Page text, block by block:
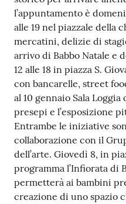
l’appuntamento è
alle 19 nel piazzale della
mercatini, delizie di
arrivo di Babbo Natale e
12 alle 18 in piazza S.
con bancarelle, street
al 10 gennaio Sala
presepi e l’esposizione
Entrambe le iniziative
collaborazione con il
dell’arte. Giovedì 8, in
programma l’Infiorata di
permetterà ai bambini
creazione di uno spazio